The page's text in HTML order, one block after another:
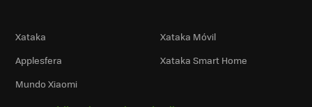
Xataka
Xataka Móvil
Applesfera
Xataka Smart Home
Mundo Xiaomi